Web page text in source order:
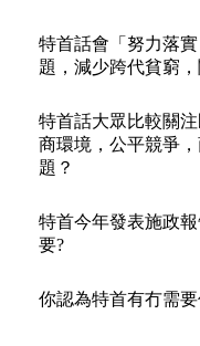
特首話會「努力落
題，減少跨代貧窮
特首話大眾比較關
商環境，公平競爭
題？
特首今年發表施政
要?
你認為特首有冇需